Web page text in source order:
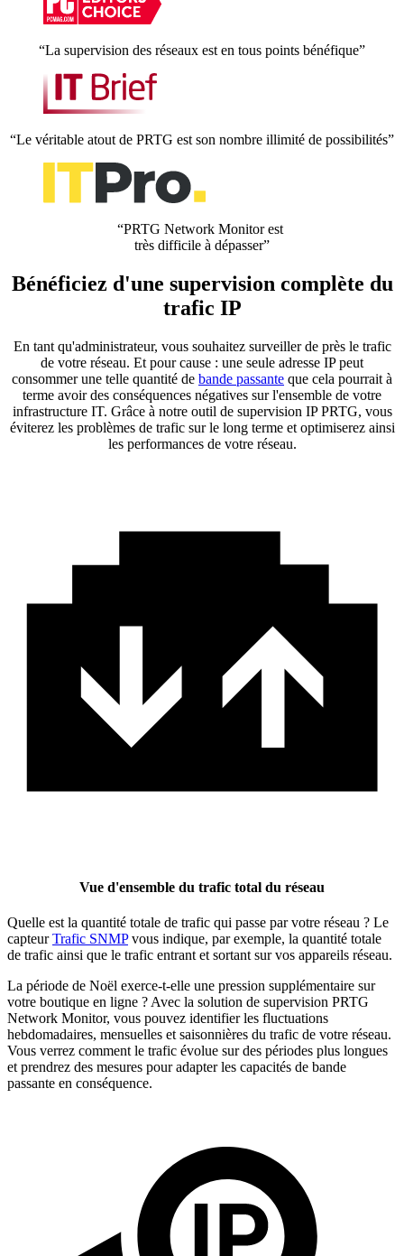
“La supervision des réseaux est en tous points bénéfique”
“Le véritable atout de PRTG est son nombre illimité de possibilités”
“PRTG Network Monitor est
très difficile à dépasser”
Bénéficiez d'une supervision complète du
trafic IP
En tant qu'administrateur, vous souhaitez surveiller de près le trafic
de votre réseau. Et pour cause : une seule adresse IP peut
consommer une telle quantité de bande passante que cela pourrait à
terme avoir des conséquences négatives sur l'ensemble de votre
infrastructure IT. Grâce à notre outil de supervision IP PRTG, vous
éviterez les problèmes de trafic sur le long terme et optimiserez ainsi
les performances de votre réseau.
Vue d'ensemble du trafic total du réseau
Quelle est la quantité totale de trafic qui passe par votre réseau ? Le
capteurTrafic SNMPvous indique, par exemple, la quantité totale
de trafic ainsi que le trafic entrant et sortant sur vos appareils réseau.
La période de Noël exerce-t-elle une pression supplémentaire sur
votre boutique en ligne ? Avec la solution de supervision PRTG
Network Monitor, vous pouvez identifier les fluctuations
hebdomadaires, mensuelles et saisonnières du trafic de votre réseau.
Vous verrez comment le trafic évolue sur des périodes plus longues
et prendrez des mesures pour adapter les capacités de bande
passante en conséquence.